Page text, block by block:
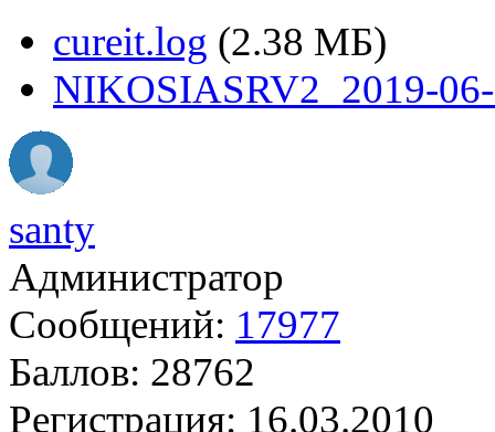
cureit.log (2.38 МБ)
NIKOSIASRV2_2019-
santy
Администратор
Сообщений: 17977
Баллов: 28762
Регистрация: 16.03.2010